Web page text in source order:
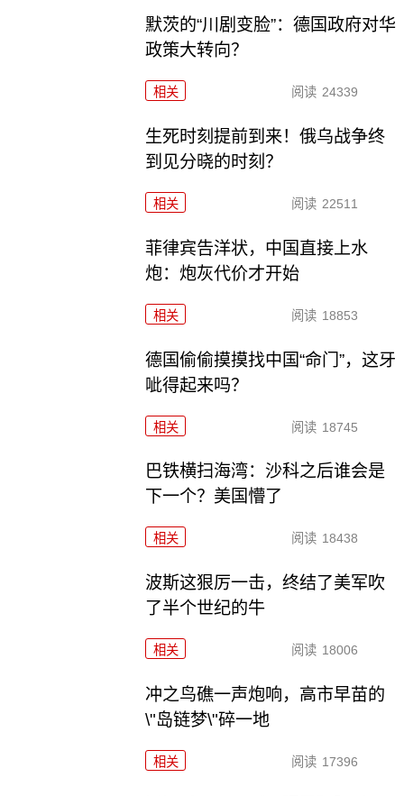
默茨的“川剧变脸”：德国政府对华
政策大转向？
相关 阅读 24339
生死时刻提前到来！俄乌战争终
到见分晓的时刻？
相关 阅读 22511
菲律宾告洋状，中国直接上水
炮：炮灰代价才开始
相关 阅读 18853
德国偷偷摸摸找中国“命门”，这牙
呲得起来吗？
相关 阅读 18745
巴铁横扫海湾：沙科之后谁会是
下一个？美国懵了
相关 阅读 18438
波斯这狠厉一击，终结了美军吹
了半个世纪的牛
相关 阅读 18006
冲之鸟礁一声炮响，高市早苗的
\"岛链梦\"碎一地
相关 阅读 17396